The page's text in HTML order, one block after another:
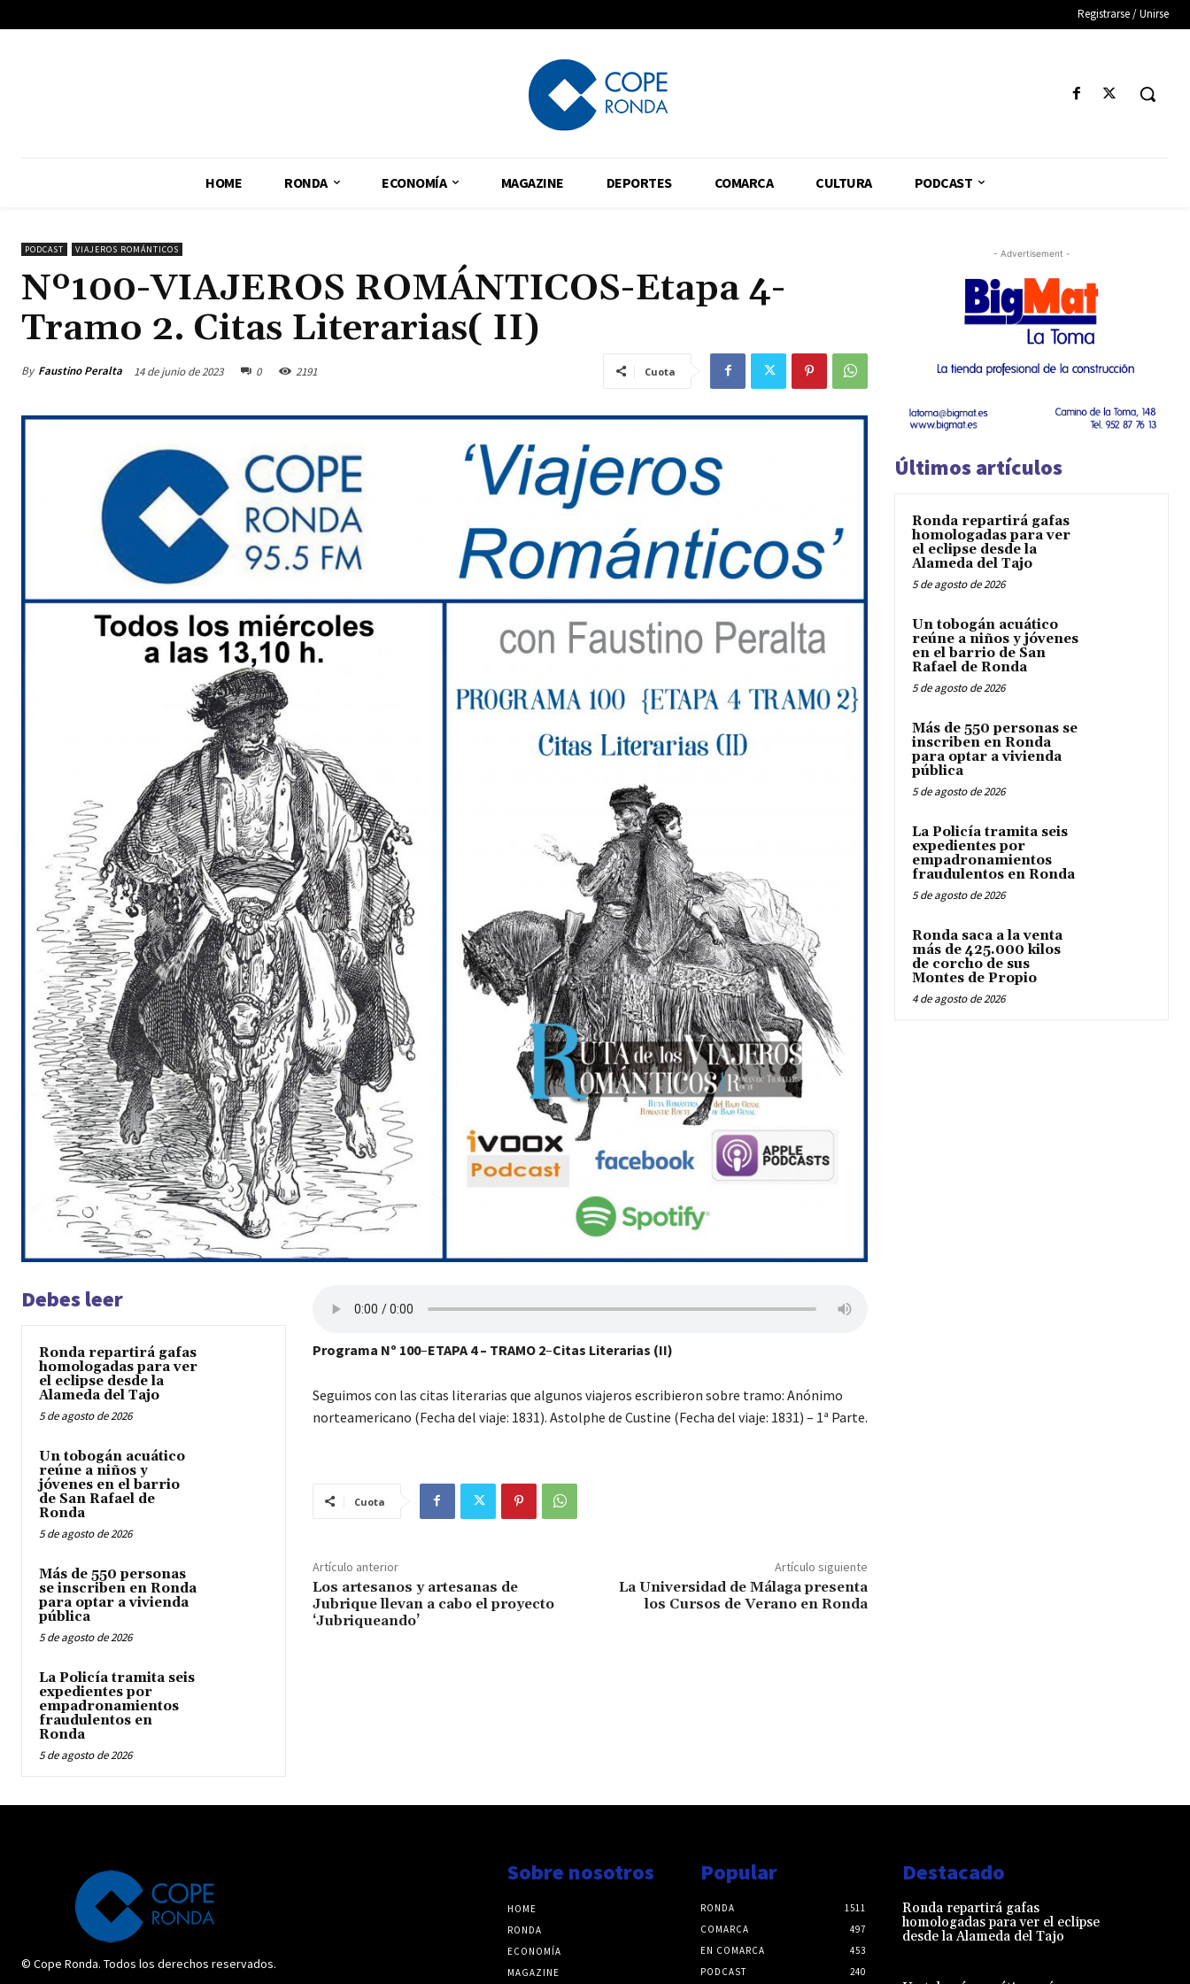
Registrarse / Unirse
HOME RONDA ECONOMÍA MAGAZINE DEPORTES COMARCA CULTURA PODCAST
PODCAST VIAJEROS ROMÁNTICOS
Nº100-VIAJEROS ROMÁNTICOS-Etapa 4-
Tramo 2. Citas Literarias( II)
By Faustino Peralta 14 de junio de 2023 0 2191 Cuota
Debes leer
Ronda repartirá gafas
homologadas para ver
el eclipse desde la
Alameda del Tajo
5 de agosto de 2026
Un tobogán acuático
reúne a niños y
jóvenes en el barrio
de San Rafael de
Ronda
5 de agosto de 2026
Más de 550 personas
se inscriben en Ronda
para optar a vivienda
pública
5 de agosto de 2026
La Policía tramita seis
expedientes por
empadronamientos
fraudulentos en
Ronda
5 de agosto de 2026
Programa Nº 100–ETAPA 4 – TRAMO 2–Citas Literarias (II)
Seguimos con las citas literarias que algunos viajeros escribieron sobre tramo: Anónimo
norteamericano (Fecha del viaje: 1831). Astolphe de Custine (Fecha del viaje: 1831) – 1ª Parte.
Cuota
Artículo anterior
Los artesanos y artesanas de
Jubrique llevan a cabo el proyecto
‘Jubriqueando’
Artículo siguiente
La Universidad de Málaga presenta
los Cursos de Verano en Ronda
- Advertisement -
Últimos artículos
Ronda repartirá gafas
homologadas para ver
el eclipse desde la
Alameda del Tajo
5 de agosto de 2026
Un tobogán acuático
reúne a niños y jóvenes
en el barrio de San
Rafael de Ronda
5 de agosto de 2026
Más de 550 personas se
inscriben en Ronda
para optar a vivienda
pública
5 de agosto de 2026
La Policía tramita seis
expedientes por
empadronamientos
fraudulentos en Ronda
5 de agosto de 2026
Ronda saca a la venta
más de 425.000 kilos
de corcho de sus
Montes de Propio
4 de agosto de 2026
© Cope Ronda. Todos los derechos reservados.
Sobre nosotros
HOME
RONDA
ECONOMÍA
MAGAZINE
Popular
RONDA
1511
COMARCA
497
EN COMARCA
453
PODCAST
240
Destacado
Ronda repartirá gafas
homologadas para ver el eclipse
desde la Alameda del Tajo